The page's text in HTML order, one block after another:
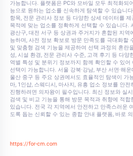
가능합니다. 플랫폼은 PC와 모바일 모두 최적화되
능으로 원하는 업소를 신속하게 탐색할 수 있습니
항목, 전문 관리사 정보 등 다양한 상세 데이터를
목적에 맞는 업소를 정확하게 선택할 수 있습니다.
광산구, 대전 서구 등 상권과 주거지가 혼합된 지
능하며, 사전 정보 확보로 방문 만족도를 극대화할
및 맞춤형 검색 기능을 제공하여 선택 과정의 혼란
성, 시설 환경, 전문 관리사 수준, 고객 후기 등 다양
역별 특성 및 분위기 정보까지 함께 확인할 수 있어
선택이 가능합니다. 서울 강북·강남, 부산 서면·해
울산 중구 등 주요 상권에서도 효율적인 탐색이 가
마, 1인샵, 스웨디시, 마사지, 유흥 업소 정보를 안전
진행하려면 의자왕이 필수입니다. 최신 정보와 실
검색 및 비교 기능을 통해 방문 목적과 취향에 적
있습니다. 전국 각 지역에서 안전하고 만족스러운
도록 돕는 신뢰할 수 있는 종합 안내 플랫폼, 바로
https://for-cm.com